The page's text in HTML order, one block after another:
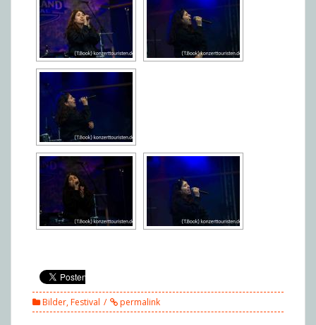
Bilder,Festival permalink